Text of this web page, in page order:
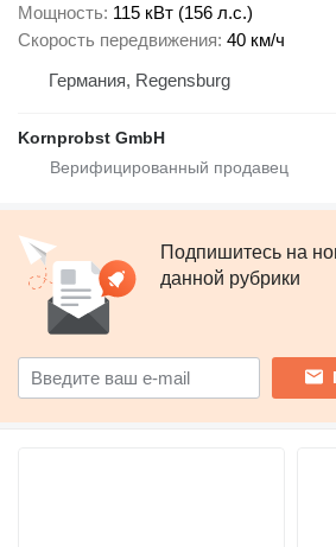
Мощность 115 кВт (156 л.с.)
Скорость передвижения 40 км/ч
Германия, Regensburg
Kornprobst GmbH
Подпишитесь на
данной рубрики